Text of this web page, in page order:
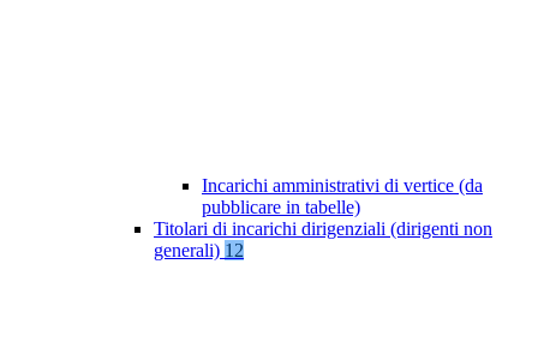
Incarichi amministrativi di vertice (da
pubblicare in tabelle)
Titolari di incarichi dirigenziali (dirigenti non
generali) 12